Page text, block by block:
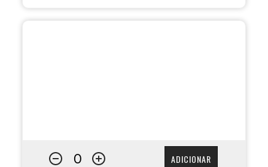
ADICIONAR